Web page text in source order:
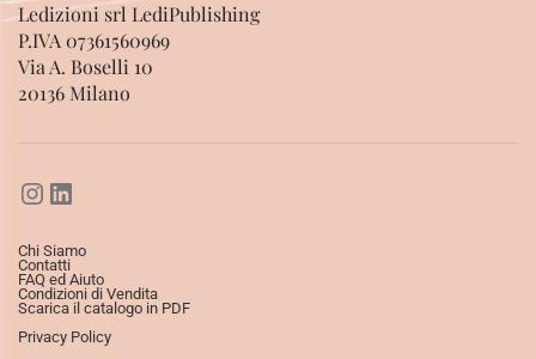
Ledizioni srl LediPublishing
P.IVA 07361560969
Via A. Boselli 10
20136 Milano
Chi Siamo
Contatti
FAQ ed Aiuto
Condizioni di Vendita
Scarica il catalogo in PDF
Privacy Policy